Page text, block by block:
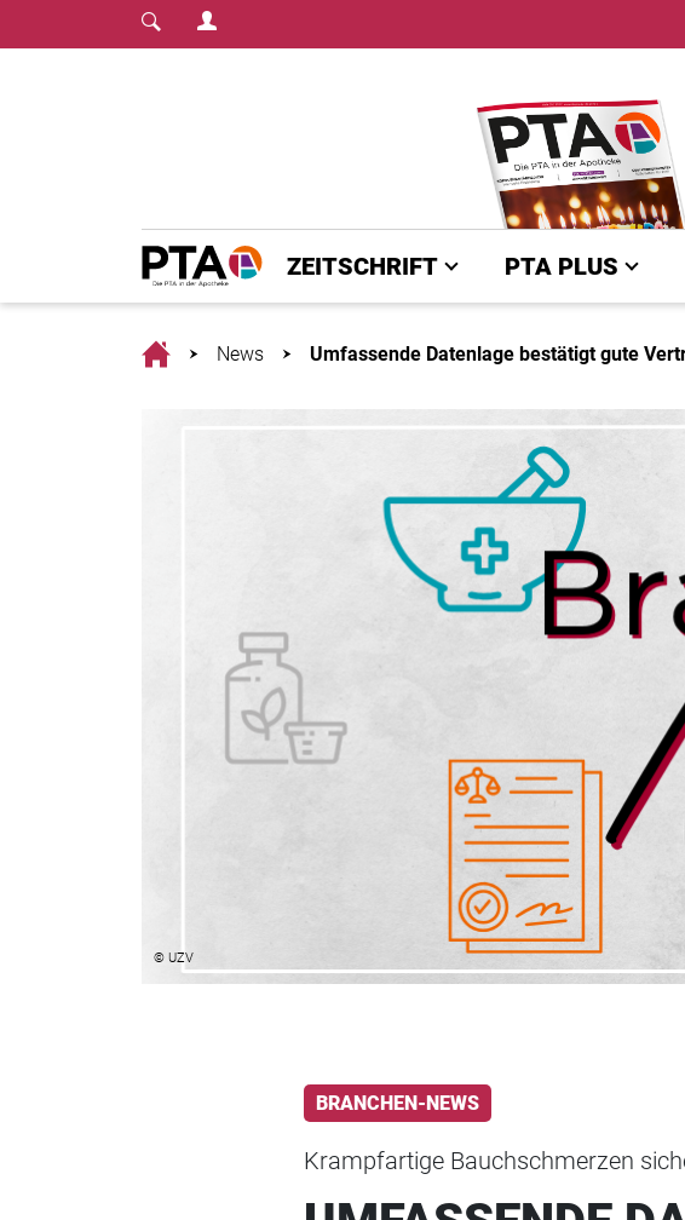
Login Menu
Home
ZEITSCHRIFT PTA PLUS
HomeNews Umfassende Datenlage bestätigt gute
© UZV
BRANCHEN-NEWS
Krampfartige Bauchschmerzen